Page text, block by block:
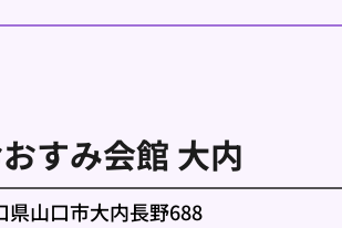
すみ会館 大内
県山口市大内長野688